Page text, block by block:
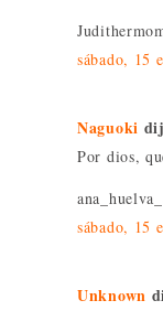
sábado, 15
Naguoki
Por dios,
sábado, 15
Unknown